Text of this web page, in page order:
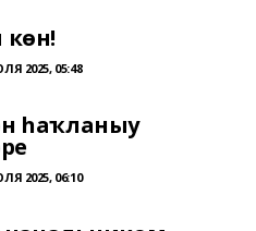
2025, 05:48
һаҡланыу
2025, 06:10